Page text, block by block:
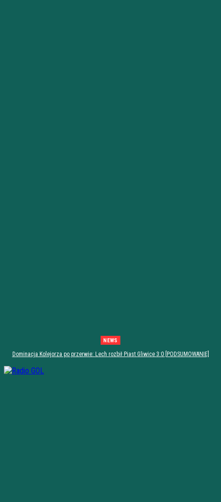
NEWS
Dominacja Kolejorza po przerwie: Lech rozbił Piast Gliwice 3:0 [PODSUMOWANIE]